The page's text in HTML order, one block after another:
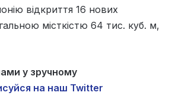
відкриття 16 нових
місткістю 64 тис. куб. м,
у зручному
на наш Twitter